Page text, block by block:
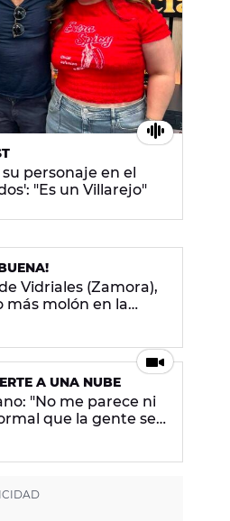
personaje en el
"Es un Villarejo"
Vidriales (Zamora),
más molón en la
A UNA NUBE
"No me parece ni
que la gente se